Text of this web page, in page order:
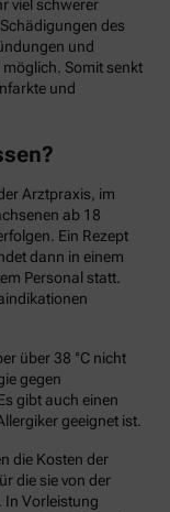
viel schwerer
des
und
Somit senkt
und
Arztpraxis, im
ab 18
Ein Rezept
dann in einem
Personal statt.
über 38 °C nicht
gegen
gibt auch einen
geeignet ist.
die Kosten der
die sie von der
Vorleistung